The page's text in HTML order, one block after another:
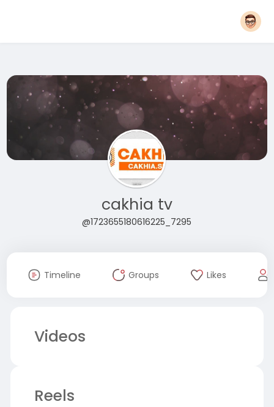
cakhia tv
@1723655180616225_7295
Timeline Groups Likes
Videos
Reels